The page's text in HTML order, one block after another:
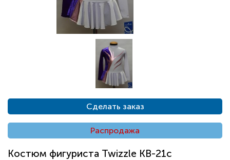
Сделать заказ
Распродажа
Костюм фигуриста Twizzle KB-21c